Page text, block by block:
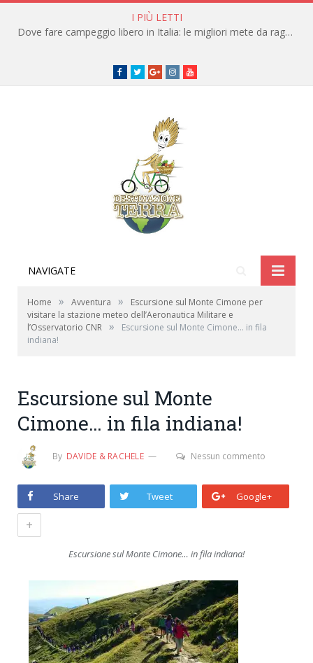
I PIÙ LETTI
Dove fare campeggio libero in Italia: le migliori mete da raggiungere in traghetto
Facebook
TwitterGoogle+instagramyoutube
NAVIGATE
Home » Avventura »
Escursione sul Monte Cimone per
visitare la stazione meteo dell’Aeronautica Militare e
l’Osservatorio CNR »
Escursione sul Monte Cimone… in fila
indiana!
Escursione sul Monte
Cimone… in fila indiana!
By DAVIDE & RACHELE Nessun commento
Share Tweet Google+
+
Escursione sul Monte Cimone… in fila indiana!